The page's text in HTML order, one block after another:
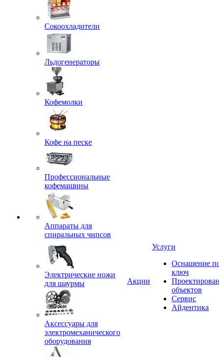
Сокоохладители
Льдогенераторы
Кофемолки
Кофе на песке
Профессиональные
кофемашины
Аппараты для
спиральных чипсов
Электрические ножи
для шаурмы
Аксессуары для
электромеханического
оборудования
Акции
Услуги
Оснащение
ключ
объектов
Сервис
Айдентика